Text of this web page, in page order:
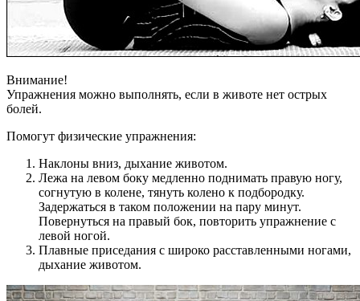
Внимание!
Упражнения можно выполнять, если в животе нет острых
болей.
Помогут физические упражнения:
Наклоны вниз, дыхание животом.
Лежа на левом боку медленно поднимать правую ногу,
согнутую в колене, тянуть колено к подбородку.
Задержаться в таком положении на пару минут.
Повернуться на правый бок, повторить упражнение с
левой ногой.
Плавные приседания с широко расставленными ногами,
дыхание животом.